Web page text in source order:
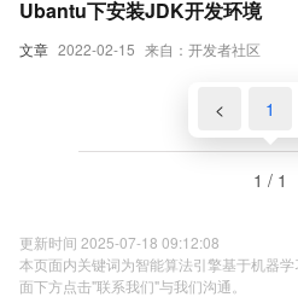
文章 2022-02-15 来自：开发者社区
Ubantu下安装JDK开发环境
< 1
1 / 1
更新时间 2025-07-18 09:12:08
本页面内关键词为智能算法引擎基于机器
面下方点击"联系我们"与我们沟通。